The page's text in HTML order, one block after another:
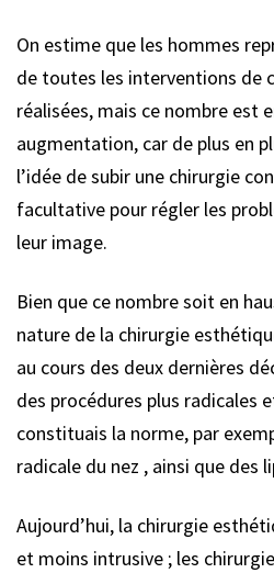
On estime que les hommes
de toutes les interventions de
réalisées, mais ce nombre est
augmentation, car de plus en
l’idée de subir une chirurgie
facultative pour régler les
leur image.
Bien que ce nombre soit en
nature de la chirurgie
au cours des deux dernières
des procédures plus radicales
constituais la norme, par
radicale du nez , ainsi que des
Aujourd’hui, la chirurgie
et moins intrusive ; les